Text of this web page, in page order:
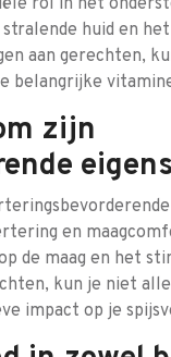
rol in het
huid en
aan gerechten,
belangrijke
zijn
en
de maag en het
kun je niet
impact op je